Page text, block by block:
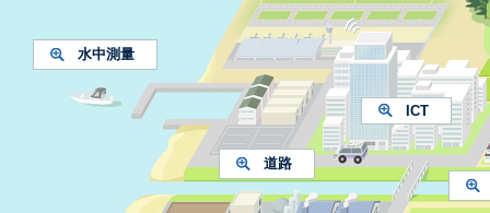
水中測量
道路
ICT